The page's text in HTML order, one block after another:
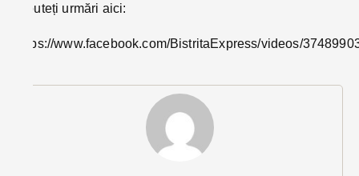
o puteți urmări aici:
https://www.facebook.com/BistritaExpress/videos/